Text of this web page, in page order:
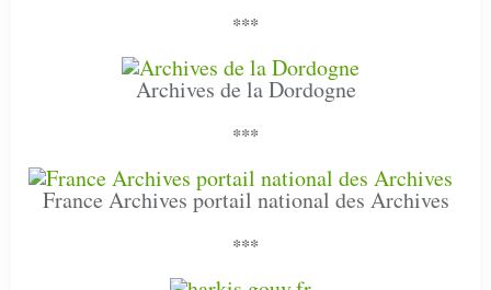
***
Archives de la Dordogne
***
France Archives portail national des Archives
***